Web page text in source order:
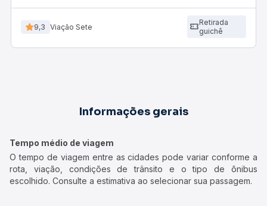
9,3 Viação Sete
Retirada
guichê
Informações gerais
Tempo médio de viagem
O tempo de viagem entre as cidades pode variar conforme a
rota, viação, condições de trânsito e o tipo de ônibus
escolhido. Consulte a estimativa ao selecionar sua passagem.